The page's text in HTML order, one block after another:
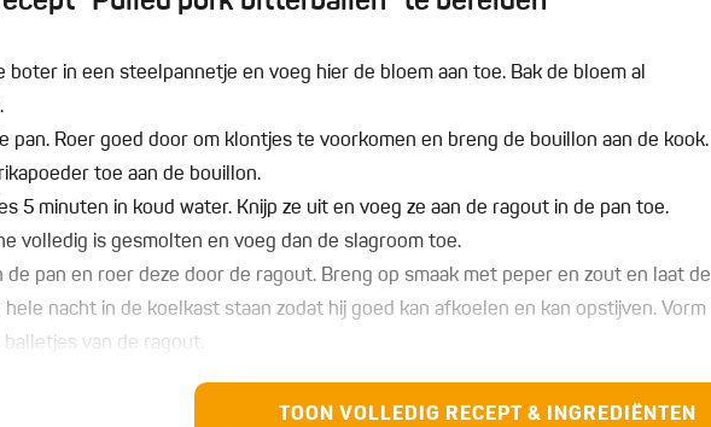
boter in een steelpannetje en voeg hier de bloem aan toe. Bak de bloem al
pan. Roer goed door om klontjes te voorkomen en breng de bouillon aan de kook.
toe aan de bouillon.
5 minuten in koud water. Knijp ze uit en voeg ze aan de ragout in de pan toe.
volledig is gesmolten en voeg dan de slagroom toe.
de pan en roer deze door de ragout. Breng op smaak met peper en zout en laat de
nacht in de koelkast staan zodat hij goed kan afkoelen en kan opstijven. Vorm
van de ragout.
vervolgens door de eieren en tot slot in de panko. Leg de pulled pork
TOON VOLLEDIG RECEPT & INGREDIËNTEN